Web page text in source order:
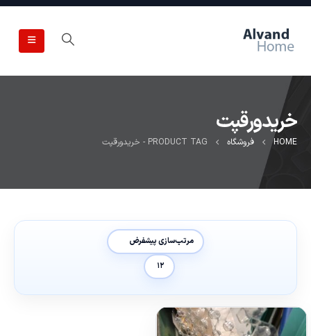
خریدورقپت
HOME فروشگاه PRODUCT TAG - خریدورقپت